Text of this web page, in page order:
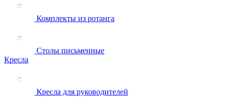
Комплекты из ротанга
Столы письменные
Кресла
Кресла для руководителей